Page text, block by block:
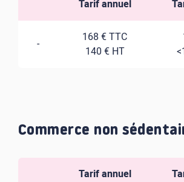
Tarif annuel
-
168 € TTC
140 € HT
Commerce non
Tarif annuel